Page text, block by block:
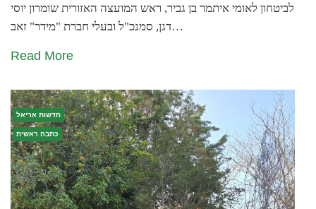
לביטחון לאומי איתמר בן גביר, ראש המועצה האזורית שומרון יוסי
דגן, סמנכ"ל ובעלי חברת "מידר" זאב…
Read More
חדשות אריאל
כתבה ראשית